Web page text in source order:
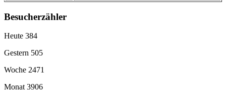
Besucherzähler
Heute 384
Gestern 505
Woche 2471
Monat3906